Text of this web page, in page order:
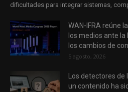
dificultades para integrar sistemas,
WAN-IFRA reúne
los medios ante
los cambios de
5 agosto, 2026
Los detectores
un contenido ha